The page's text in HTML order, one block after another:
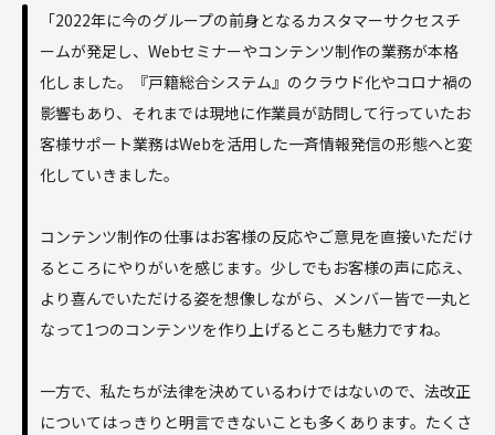
「2022年に今のグループの前身となるカスタマーサクセスチ
ームが発足し、Webセミナーやコンテンツ制作の業務が本格
化しました。『戸籍総合システム』のクラウド化やコロナ禍の
影響もあり、それまでは現地に作業員が訪問して行っていたお
客様サポート業務はWebを活用した一斉情報発信の形態へと変
化していきました。
コンテンツ制作の仕事はお客様の反応やご意見を直接いただけ
るところにやりがいを感じます。少しでもお客様の声に応え、
より喜んでいただける姿を想像しながら、メンバー皆で一丸と
なって1つのコンテンツを作り上げるところも魅力ですね。
一方で、私たちが法律を決めているわけではないので、法改正
についてはっきりと明言できないことも多くあります。たくさ